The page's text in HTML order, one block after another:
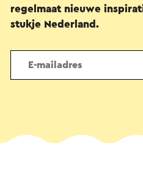
regelmaat nieuwe
stukje Nederland.